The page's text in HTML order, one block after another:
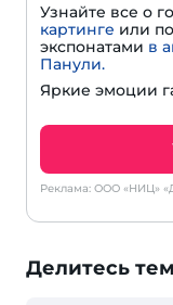
Узнайте все о
картинге или
экспонатами в
Панули.
Яркие эмоции
Реклама: ООО «НИЦ»
Делитесь